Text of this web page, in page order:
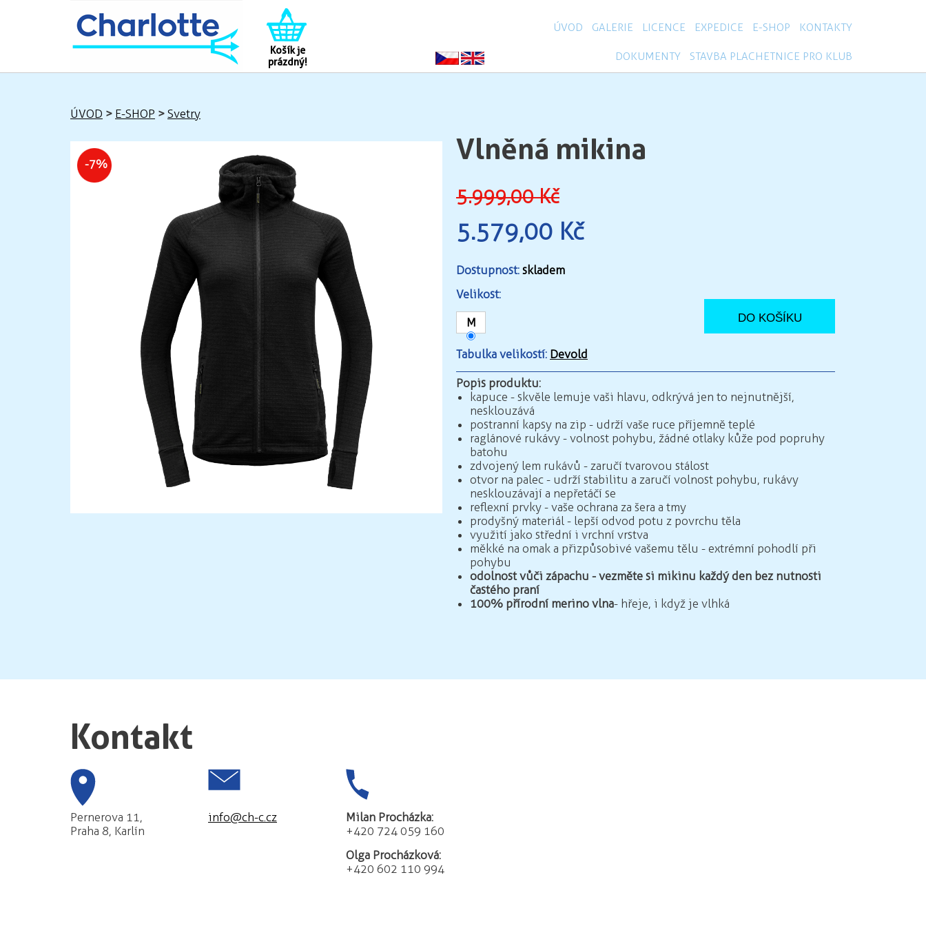
Košík je
prázdný!
KONTAKTY
E-SHOP
EXPEDICE
LICENCE
GALERIE
ÚVOD
STAVBA PLACHETNICE PRO KLUB
DOKUMENTY
ÚVOD > E-SHOP > Svetry
-7% Vlněná mikina
5.999,00 Kč
5.579,00 Kč
Dostupnost: skladem
Velikost:
M
Tabulka velikostí: Devold
Popis produktu:
kapuce - skvěle lemuje vaši hlavu, odkrývá jen to nejnutnější,
nesklouzává
postranní kapsy na zip - udrží vaše ruce příjemně teplé
raglánové rukávy - volnost pohybu, žádné otlaky kůže pod popruhy
batohu
zdvojený lem rukávů - zaručí tvarovou stálost
otvor na palec - udrží stabilitu a zaručí volnost pohybu, rukávy
nesklouzávají a nepřetáčí se
reflexní prvky - vaše ochrana za šera a tmy
prodyšný materiál - lepší odvod potu z povrchu těla
využití jako střední i vrchní vrstva
měkké na omak a přizpůsobivé vašemu tělu - extrémní pohodlí při
pohybu
odolnost vůči zápachu - vezměte si mikinu každý den bez nutnosti
častého praní
100% přírodní merino vlna- hřeje, i když je vlhká
Kontakt
Pernerova 11,
Praha 8, Karlín
info@ch-c.cz
Milan Procházka:
+420 724 059 160
Olga Procházková:
+420 602 110 994